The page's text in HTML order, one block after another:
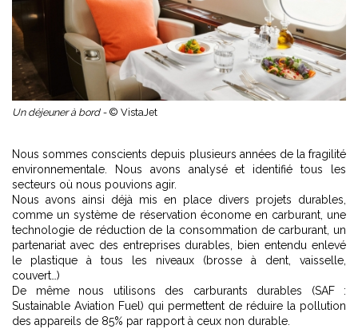
Un déjeuner à bord - © VistaJet
Nous sommes conscients depuis plusieurs années de la fragilité
environnementale. Nous avons analysé et identifié tous les
secteurs où nous pouvions agir.
Nous avons ainsi déjà mis en place divers projets durables,
comme un système de réservation économe en carburant, une
technologie de réduction de la consommation de carburant, un
partenariat avec des entreprises durables, bien entendu enlevé
le plastique à tous les niveaux (brosse à dent, vaisselle,
couvert…)
De même nous utilisons des carburants durables (SAF :
Sustainable Aviation Fuel) qui permettent de réduire la pollution
des appareils de 85% par rapport à ceux non durable.